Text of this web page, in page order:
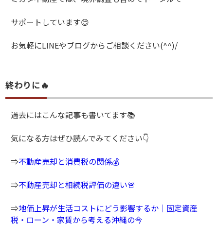
サポートしています😊
お気軽にLINEやブログからご相談ください(^^)/
終わりに🔥
過去にはこんな記事も書いてます📚
気になる方はぜひ読んでみてください👇
⇒不動産売却と消費税の関係💰
⇒不動産売却と相続税評価の違い🚨
⇒地価上昇が生活コストにどう影響するか｜固定資産
税・ローン・家賃から考える沖縄の今